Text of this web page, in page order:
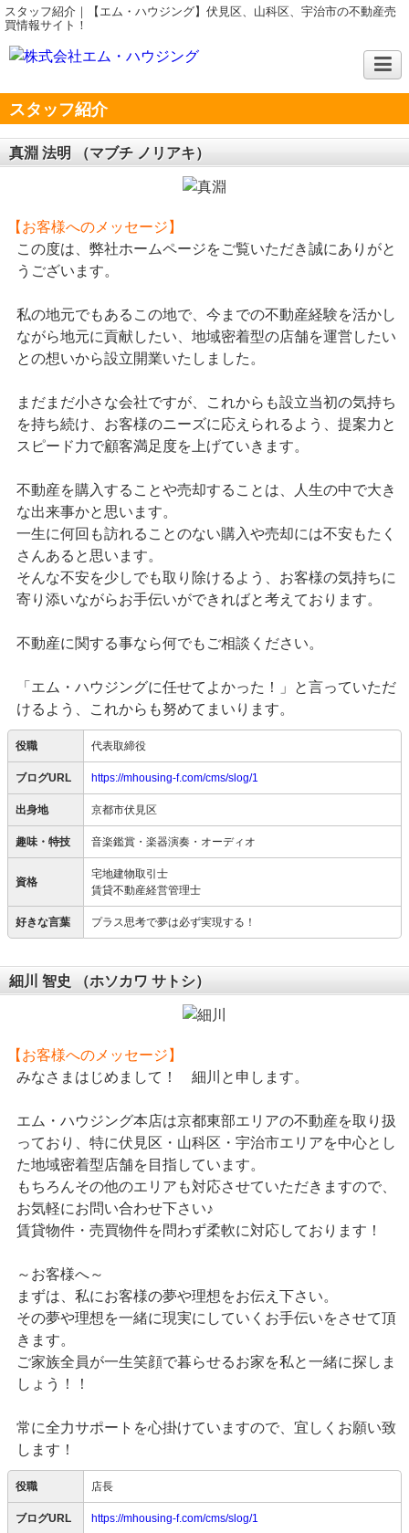
スタッフ紹介｜【エム・ハウジング】伏見区、山科区、宇治市の不動産売
買情報サイト！
スタッフ紹介
真淵 法明 （マブチ ノリアキ）
【お客様へのメッセージ】
この度は、弊社ホームページをご覧いただき誠にありがと
うございます。
私の地元でもあるこの地で、今までの不動産経験を活かし
ながら地元に貢献したい、地域密着型の店舗を運営したい
との想いから設立開業いたしました。
まだまだ小さな会社ですが、これからも設立当初の気持ち
を持ち続け、お客様のニーズに応えられるよう、提案力と
スピード力で顧客満足度を上げていきます。
不動産を購入することや売却することは、人生の中で大き
な出来事かと思います。
一生に何回も訪れることのない購入や売却には不安もたく
さんあると思います。
そんな不安を少しでも取り除けるよう、お客様の気持ちに
寄り添いながらお手伝いができればと考えております。
不動産に関する事なら何でもご相談ください。
「エム・ハウジングに任せてよかった！」と言っていただ
けるよう、これからも努めてまいります。
役職 代表取締役
ブログURL https://mhousing-f.com/cms/slog/1
出身地 京都市伏見区
趣味・特技 音楽鑑賞・楽器演奏・オーディオ
資格
宅地建物取引士
賃貸不動産経営管理士
好きな言葉 プラス思考で夢は必ず実現する！
細川 智史 （ホソカワ サトシ）
【お客様へのメッセージ】
みなさまはじめまして！ 細川と申します。
エム・ハウジング本店は京都東部エリアの不動産を取り扱
っており、特に伏見区・山科区・宇治市エリアを中心とし
た地域密着型店舗を目指しています。
もちろんその他のエリアも対応させていただきますので、
お気軽にお問い合わせ下さい♪
賃貸物件・売買物件を問わず柔軟に対応しております！
～お客様へ～
まずは、私にお客様の夢や理想をお伝え下さい。
その夢や理想を一緒に現実にしていくお手伝いをさせて頂
きます。
ご家族全員が一生笑顔で暮らせるお家を私と一緒に探しま
しょう！！
常に全力サポートを心掛けていますので、宜しくお願い致
します！
役職 店長
ブログURL https://mhousing-f.com/cms/slog/1